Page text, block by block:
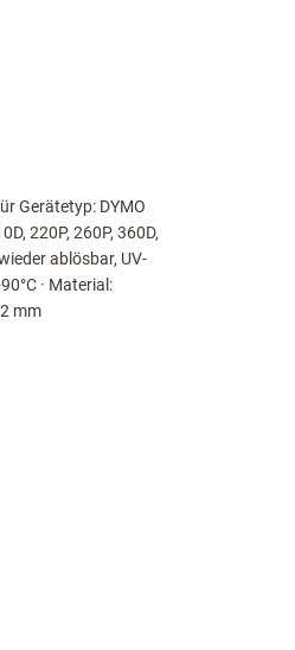
Gerätetyp: DYMO
220P, 260P, 360D,
ablösbar, UV-
· Material:
mm